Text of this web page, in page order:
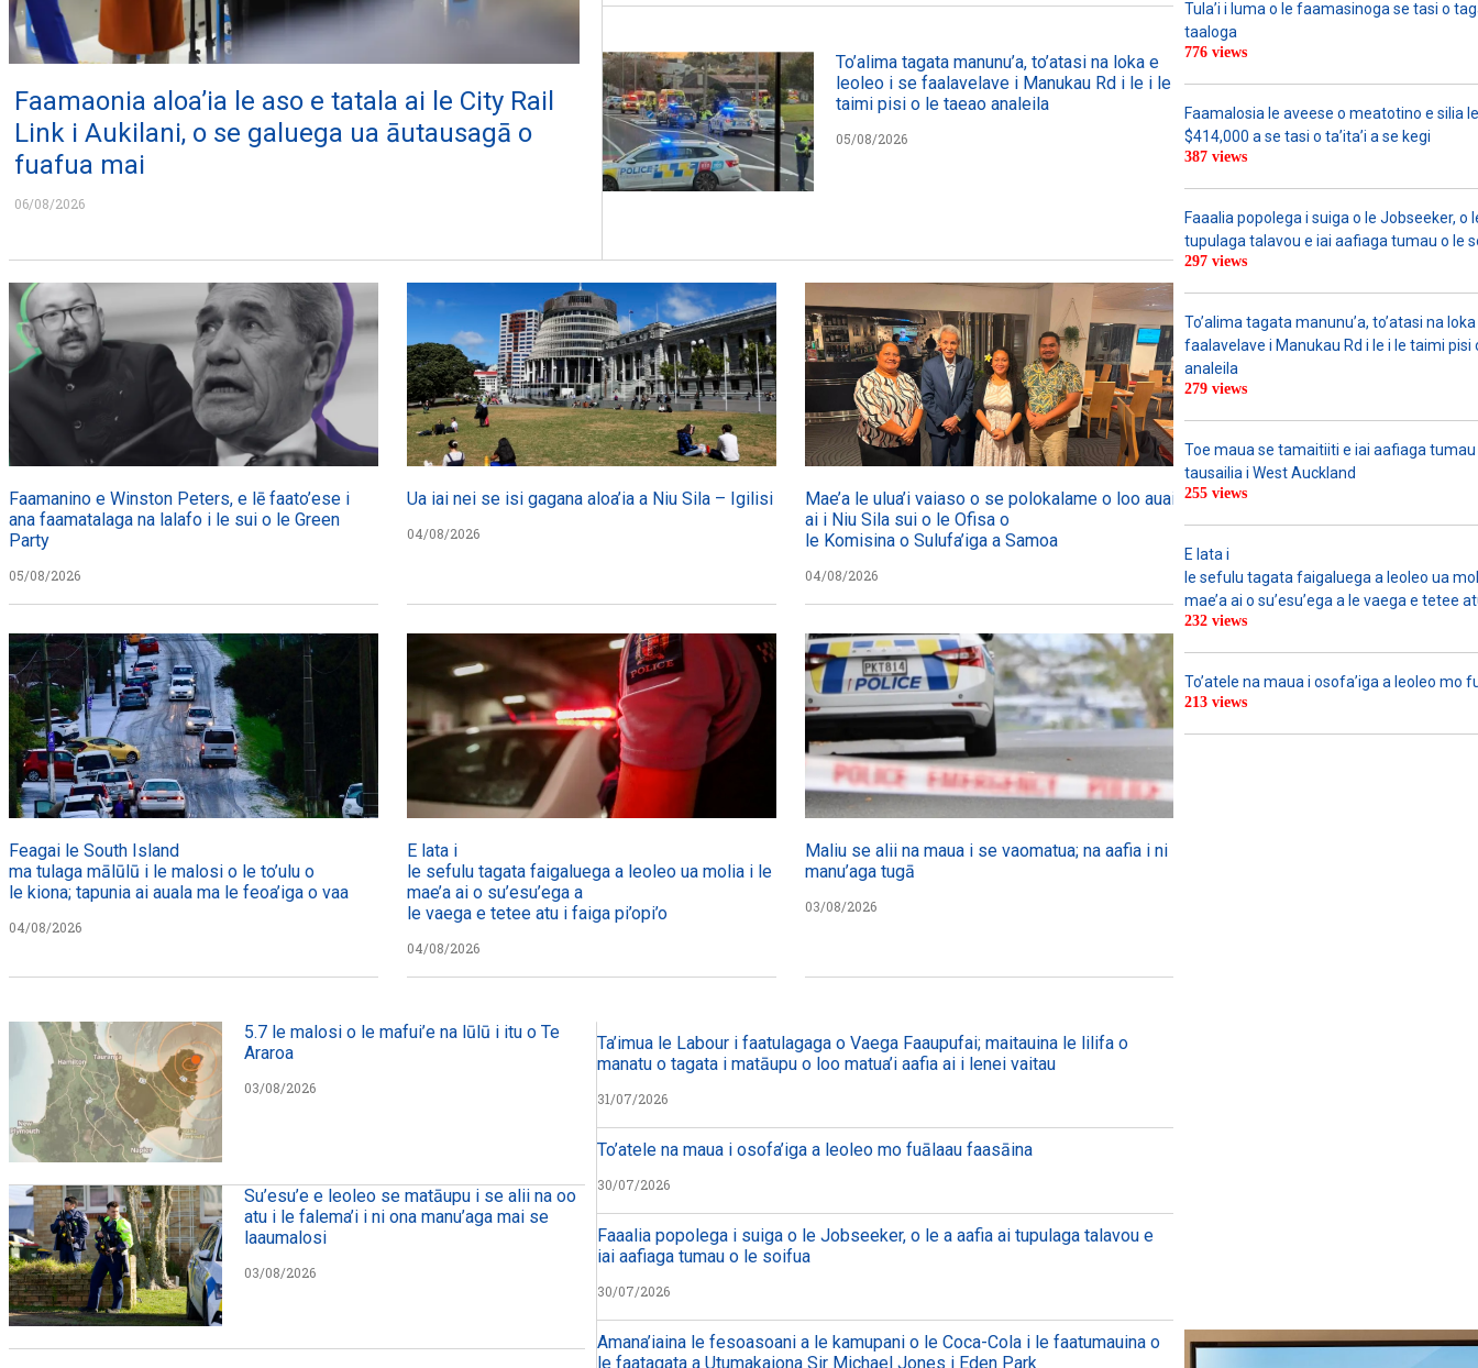
Faamaonia aloa’ia le aso e tatala ai le City Rail
Link i Aukilani, o se galuega ua āutausagā o
fuafua mai
06/08/2026
To’alima tagata manunu’a, to’atasi na loka e
leoleo i se faalavelave i Manukau Rd i le i le
taimi pisi o le taeao analeila
05/08/2026
Faamanino e Winston Peters, e lē faato’ese i
ana faamatalaga na lalafo i le sui o le Green
Party
05/08/2026
Ua iai nei se isi gagana aloa’ia a Niu Sila – Igilisi
04/08/2026
Mae’a le ulua’i vaiaso o se polokalame o loo auai mai
ai i Niu Sila sui o le Ofisa o
le Komisina o Sulufa’iga a Samoa
04/08/2026
Feagai le South Island
ma tulaga mālūlū i le malosi o le to’ulu o
le kiona; tapunia ai auala ma le feoa’iga o vaa
04/08/2026
E lata i
le sefulu tagata faigaluega a leoleo ua molia i le tulafono i le
mae’a ai o su’esu’ega a
le vaega e tetee atu i faiga pi’opi’o
04/08/2026
Maliu se alii na maua i se vaomatua; na aafia i ni
manu’aga tugā
03/08/2026
Tula’i i luma o le faamasinoga se tasi o
taaloga
776 views
Faamalosia le aveese o meatotino e silia
$414,000 a se tasi o ta’ita’i a se kegi
387 views
Faaalia popolega i suiga o le Jobseeker, o
tupulaga talavou e iai aafiaga tumau o le
297 views
To’alima tagata manunu’a, to’atasi na
faalavelave i Manukau Rd i le i le taimi pisi
analeila
279 views
Toe maua se tamaitiiti e iai aafiaga
tausailia i West Auckland
255 views
E lata i
le sefulu tagata faigaluega a leoleo ua
mae’a ai o su’esu’ega a le vaega e tetee
232 views
To’atele na maua i osofa’iga a leoleo mo
213 views
5.7 le malosi o le mafui’e na lūlū i itu o Te
Araroa
03/08/2026
Su’esu’e e leoleo se matāupu i se alii na oo
atu i le falema’i i ni ona manu’aga mai se
laaumalosi
03/08/2026
Ta’imua le Labour i faatulagaga o Vaega Faaupufai; maitauina le lilifa o
manatu o tagata i matāupu o loo matua’i aafia ai i lenei vaitau
31/07/2026
To’atele na maua i osofa’iga a leoleo mo fuālaau faasāina
30/07/2026
Faaalia popolega i suiga o le Jobseeker, o le a aafia ai tupulaga talavou e
iai aafiaga tumau o le soifua
30/07/2026
Amana’iaina le fesoasoani a le kamupani o le Coca-Cola i le faatumauina o
le faatagata a Utumakaiona Sir Michael Jones i Eden Park